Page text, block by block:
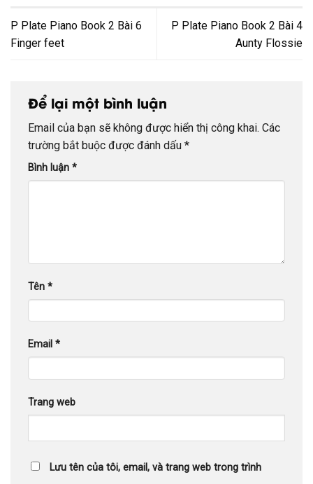
P Plate Piano Book 2 Bài 6
Finger feet
P Plate Piano Book 2 Bài 4
Aunty Flossie
Để lại một bình luận
Email của bạn sẽ không được hiển thị công khai. Các
trường bắt buộc được đánh dấu *
Bình luận *
Tên *
Email *
Trang web
Lưu tên của tôi, email, và trang web trong trình